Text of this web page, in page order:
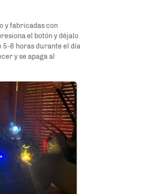
y fabricadas con
el botón y déjalo
5-8 horas durante el día
y se apaga al